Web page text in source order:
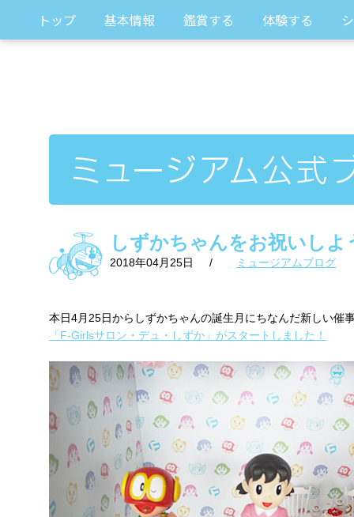
トップ 基本情報 鑑賞する 体験する
しずかちゃんをお祝いしよ
2018年04月25日 / ミュージアムブログ
本日4月25日からしずかちゃんの誕生月にちなんだ新しい催
「F-Girlsサロン・デュ・しずか」がスタートしました！